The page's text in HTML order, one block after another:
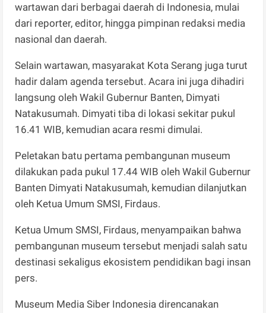
wartawan dari berbagai daerah di Indonesia, mulai
dari reporter, editor, hingga pimpinan redaksi media
nasional dan daerah.
Selain wartawan, masyarakat Kota Serang juga turut
hadir dalam agenda tersebut. Acara ini juga dihadiri
langsung oleh Wakil Gubernur Banten, Dimyati
Natakusumah. Dimyati tiba di lokasi sekitar pukul
16.41 WIB, kemudian acara resmi dimulai.
Peletakan batu pertama pembangunan museum
dilakukan pada pukul 17.44 WIB oleh Wakil Gubernur
Banten Dimyati Natakusumah, kemudian dilanjutkan
oleh Ketua Umum SMSI, Firdaus.
Ketua Umum SMSI, Firdaus, menyampaikan bahwa
pembangunan museum tersebut menjadi salah satu
destinasi sekaligus ekosistem pendidikan bagi insan
pers.
Museum Media Siber Indonesia direncanakan